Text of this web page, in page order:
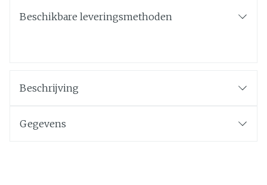
Beschikbare leveringsmethoden
Beschrijving
Gegevens